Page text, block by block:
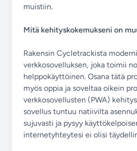
muistiin.
Mitä kehityskokemukseni on
Rakensin Cycletrackista
verkkosovelluksen, joka toimii
helppokäyttöinen. Osana tätä
myös oppia ja soveltaa oikein
verkkosovellusten (PWA)
sovellus tuntuu natiivilta
sujuvasti ja pysyy
internetyhteytesi ei olisi